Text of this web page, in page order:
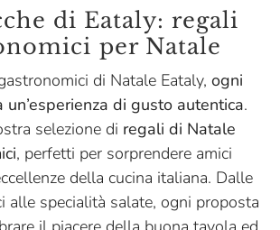
di Eataly: regali
per Natale
di Natale Eataly, ogni
di gusto autentica.
selezione di regali di Natale
, perfetti per sorprendere amici
della cucina italiana. Dalle
alle specialità salate, ogni proposta